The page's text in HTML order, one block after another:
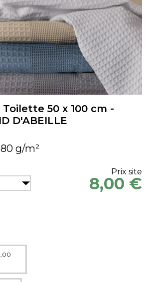
50 x 100 cm -
D'ABEILLE
g/m²
Prix site
8,00 €